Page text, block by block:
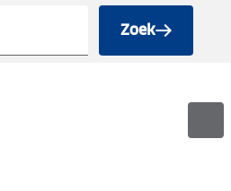
Zoek